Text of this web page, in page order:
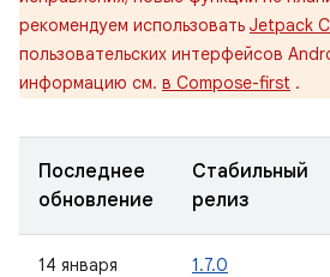
рекомендуем использовать Jetpack
пользовательских интерфейсов
информацию см. в Compose-first .
Последнее
обновление
Стабильный
релиз
14 января
1.7.0